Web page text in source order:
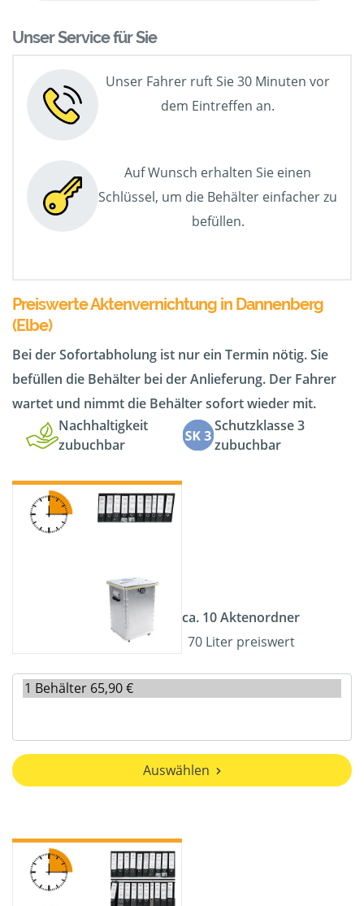
Unser Service für Sie
Unser Fahrer ruft Sie 30 Minuten vor
dem Eintreffen an.
Auf Wunsch erhalten Sie einen
Schlüssel, um die Behälter einfacher zu
befüllen.
Preiswerte Aktenvernichtung in Dannenberg
(Elbe)
Bei der Sofortabholung ist nur ein Termin nötig. Sie
befüllen die Behälter bei der Anlieferung. Der Fahrer
wartet und nimmt die Behälter sofort wieder mit.
Nachhaltigkeit
zubuchbar
Schutzklasse 3
zubuchbar
ca. 10 Aktenordner
70 Liter preiswert
Auswählen